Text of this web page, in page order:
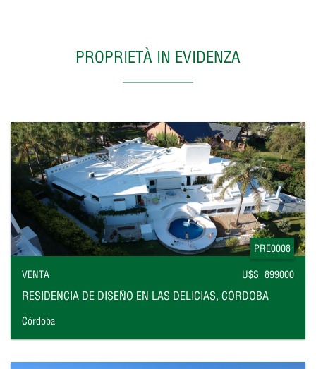
PROPRIETÀ IN EVIDENZA
PRE0008
VENTA U$S 899000
RESIDENCIA DE DISEÑO EN LAS DELICIAS, CÓRDOBA
Córdoba